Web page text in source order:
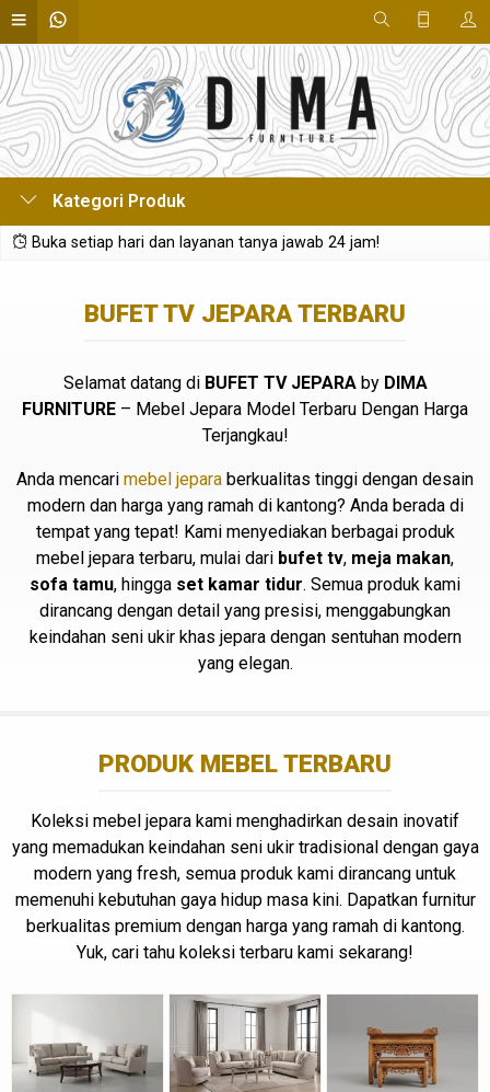
Kategori Produk
Buka setiap hari dan layanan tanya jawab 24 jam!
BUFET TV JEPARA TERBARU
Selamat datang di BUFET TV JEPARAby DIMA
FURNITURE – Mebel Jepara Model Terbaru Dengan Harga
Terjangkau!
Anda mencari mebel jepara berkualitas tinggi dengan desain
modern dan harga yang ramah di kantong? Anda berada di
tempat yang tepat! Kami menyediakan berbagai produk
mebel jepara terbaru, mulai dari bufet tv, meja makan,
sofa tamu, hingga set kamar tidur. Semua produk kami
dirancang dengan detail yang presisi, menggabungkan
keindahan seni ukir khas jepara dengan sentuhan modern
yang elegan.
PRODUK MEBEL TERBARU
Koleksi mebel jepara kami menghadirkan desain inovatif
yang memadukan keindahan seni ukir tradisional dengan gaya
modern yang fresh, semua produk kami dirancang untuk
memenuhi kebutuhan gaya hidup masa kini. Dapatkan furnitur
berkualitas premium dengan harga yang ramah di kantong.
Yuk, cari tahu koleksi terbaru kami sekarang!